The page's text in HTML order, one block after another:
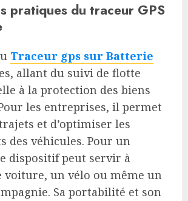
pratiques du traceur GPS
Traceur gps sur Batterie
allant du suivi de flotte
à la protection des biens
les entreprises, il permet
et d’optimiser les
des véhicules. Pour un
dispositif peut servir à
voiture, un vélo ou même un
Sa portabilité et son